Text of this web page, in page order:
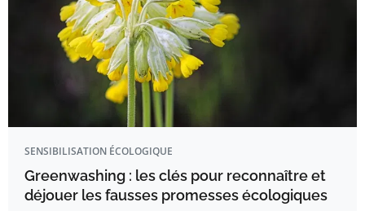
SENSIBILISATION ÉCOLOGIQUE
Greenwashing : les clés pour reconnaître et
déjouer les fausses promesses écologiques